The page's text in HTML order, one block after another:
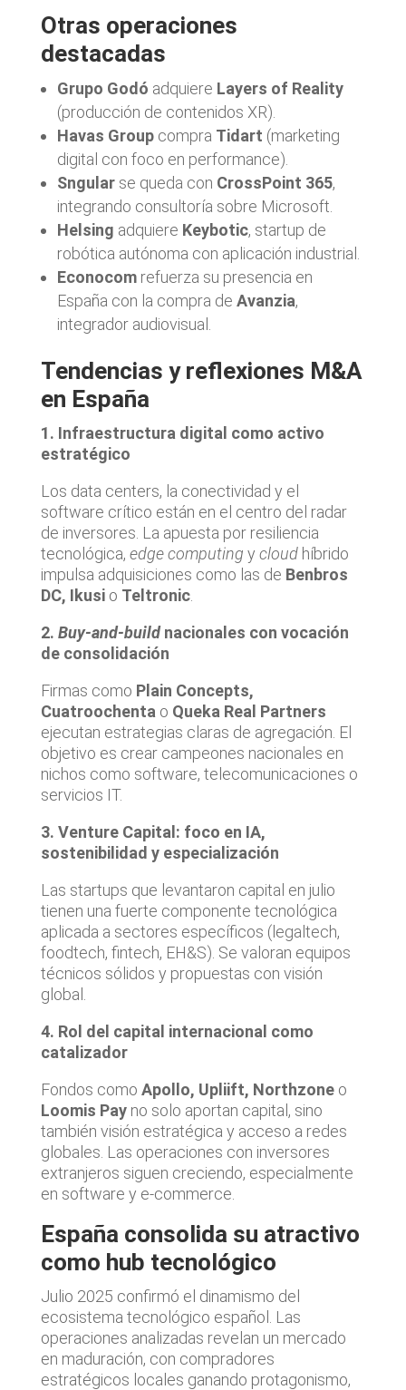
Otras operaciones
destacadas
Grupo Godó adquiere Layers of Reality
(producción de contenidos XR).
Havas Groupcompra Tidart (marketing
digital con foco en performance).
Sngularse queda con CrossPoint 365,
integrando consultoría sobre Microsoft.
Helsing adquiere Keybotic, startup de
robótica autónoma con aplicación industrial.
Econocomrefuerza su presencia en
España con la compra de Avanzia,
integrador audiovisual.
Tendencias y reflexiones M&A
en España
1. Infraestructura digital como activo
estratégico
Los data centers, la conectividad y el
software crítico están en el centro del radar
de inversores. La apuesta por resiliencia
tecnológica, edge computing y cloud híbrido
impulsa adquisiciones como las de Benbros
DC, Ikusio Teltronic.
2. Buy-and-buildnacionales con vocación
de consolidación
Firmas como Plain Concepts,
Cuatroochenta o Queka Real Partners
ejecutan estrategias claras de agregación. El
objetivo es crear campeones nacionales en
nichos como software, telecomunicaciones o
servicios IT.
3. Venture Capital: foco en IA,
sostenibilidad y especialización
Las startups que levantaron capital en julio
tienen una fuerte componente tecnológica
aplicada a sectores específicos (legaltech,
foodtech, fintech, EH&S). Se valoran equipos
técnicos sólidos y propuestas con visión
global.
4. Rol del capital internacional como
catalizador
Fondos como Apollo, Upliift, Northzoneo
Loomis Payno solo aportan capital, sino
también visión estratégica y acceso a redes
globales. Las operaciones con inversores
extranjeros siguen creciendo, especialmente
en software y e-commerce.
España consolida su atractivo
como hub tecnológico
Julio 2025 confirmó el dinamismo del
ecosistema tecnológico español. Las
operaciones analizadas revelan un mercado
en maduración, con compradores
estratégicos locales ganando protagonismo,